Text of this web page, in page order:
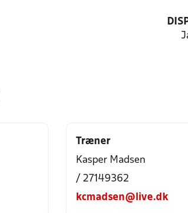
Træner
Kasper Madsen
/ 27149362
kcmadsen@live.dk